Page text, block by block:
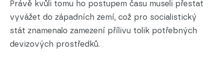
Právě kvůli tomu ho postupem času museli přestat
vyvážet do západních zemí, což pro socialistický
stát znamenalo zamezení přílivu tolik potřebných
devizových prostředků.